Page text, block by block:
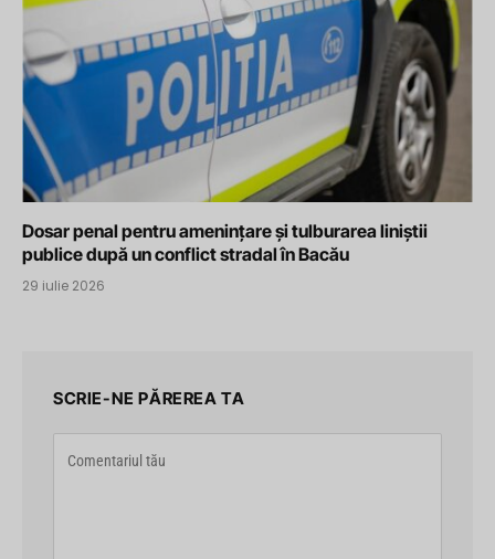
Dosar penal pentru amenințare și tulburarea liniștii
publice după un conflict stradal în Bacău
29 iulie 2026
SCRIE-NE PĂREREA TA